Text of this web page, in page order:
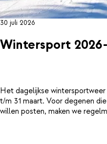
30 juli 2026
Wintersport
Het dagelijkse
t/m 31 maart. Voor degenen
willen posten, maken we